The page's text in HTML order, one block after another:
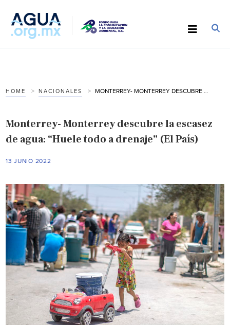
HOME NACIONALES
Monterrey- Monterrey descubre la escasez
de agua: “Huele todo a drenaje” (El País)
13 JUNIO 2022